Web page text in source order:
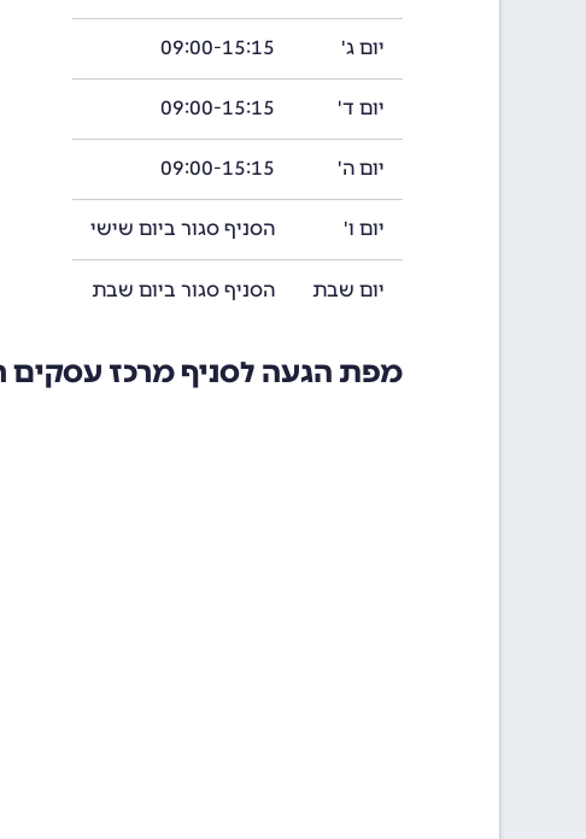
יום ג' 09:00-15:15
יום ד' 09:00-15:15
יום ה' 09:00-15:15
יום ו' הסניף סגור ביום שישי
יום שבת הסניף סגור ביום שבת
מפת הגעה לסניף מרכז עסקים